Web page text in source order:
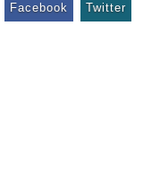
Facebook Twitter